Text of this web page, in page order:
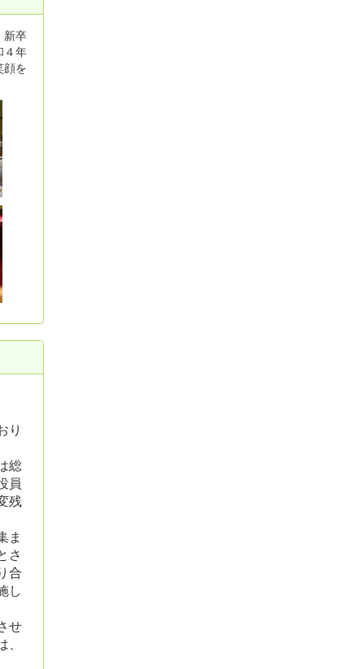
新卒
４年
顔を
り
総
員
残
ま
さ
合
し
せ